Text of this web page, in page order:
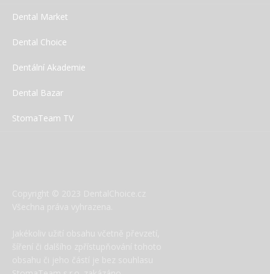
Dental Market
Dental Choice
Dentální Akademie
Dental Bazar
StomaTeam TV